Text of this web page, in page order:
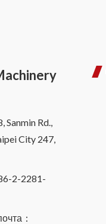
Sanmin Rd.,
City 247,
2-2281-
：